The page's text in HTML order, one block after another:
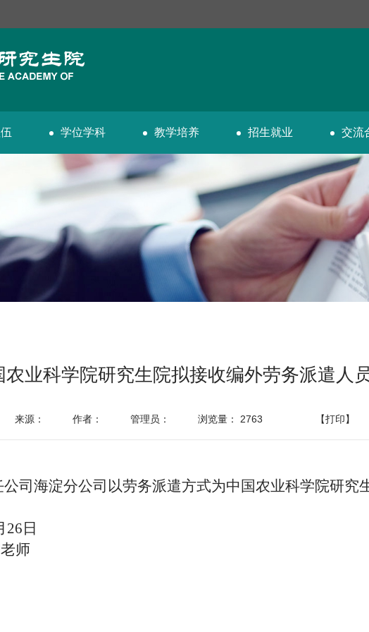
学位学科 教学培养 招生就业 交流
农业科学院研究生院拟接收编外劳务派遣人
来源： 作者： 管理员： 浏览量： 2763 【打印】
司海淀分公司以劳务派遣方式为中国农业科学院研究
26日
师